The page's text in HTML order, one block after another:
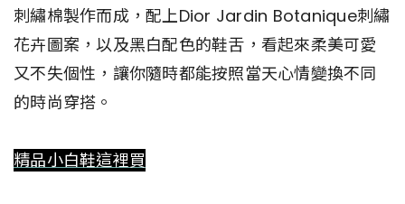
刺繡棉製作而成，配上Dior Jardin Botanique刺繡
花卉圖案，以及黑白配色的鞋舌，看起來柔美可愛
又不失個性，讓你隨時都能按照當天心情變換不同
的時尚穿搭。
精品小白鞋這裡買